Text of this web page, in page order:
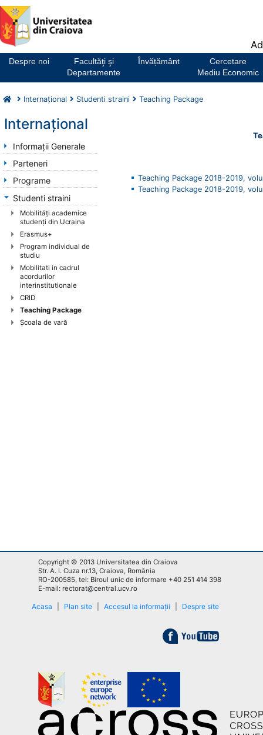
Notă:
Acest
website
un
sistem
accesibilitate.
Despre noi
Facultăţi şi
Departamente
Învățământ
Cercetare
Mediu Economic
Internaţional Studenti straini Teaching Package
Internaţional
Informaţii Generale
Parteneri
Programe
Studenti straini
Mobilităţi academice
studenţi din Ucraina
Erasmus+
Program individual de
studiu
Mobilitati in cadrul
acordurilor
interinstitutionale
CRID
Teaching Package
Şcoala de vară
Teaching Package 2018-2019,
Teaching Package 2018-2019,
Copyright © 2013 Universitatea din Craiova
Str. A. I. Cuza nr.13, Craiova, România
RO-200585, tel: Biroul unic de informare +40 251 414 398
E-mail: rectorat@central.ucv.ro
Acasa Plan site Accesul la informații Despre site